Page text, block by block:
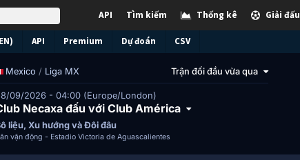
Giải đấu
Thống kê
Tìm kiếm
API
API Premium Dự đoán CSV
Mexico / Liga MX Trận đối đầu vừa qua
09/2026 - 04:00 (Europe/London)
Necaxa đấu với Club América
liệu, Xu hướng và Đối đầu
vận động - Estadio Victoria de Aguascalientes